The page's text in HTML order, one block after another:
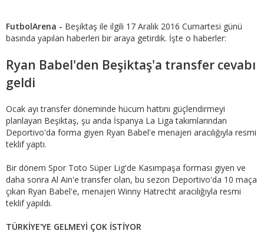
FutbolArena - Beşiktaş ile ilgili 17 Aralık 2016 Cumartesi günü
basında yapılan haberleri bir araya getirdik. İşte o haberler:
Ryan Babel'den Beşiktaş'a transfer cevabı
geldi
Ocak ayı transfer döneminde hücum hattını güçlendirmeyi
planlayan Beşiktaş, şu anda İspanya La Liga takımlarından
Deportivo'da forma giyen Ryan Babel'e menajeri aracılığıyla resmi
teklif yaptı.
Bir dönem Spor Toto Süper Lig'de Kasımpaşa forması giyen ve
daha sonra Al Ain'e transfer olan, bu sezon Deportivo'da 10 maça
çıkan Ryan Babel'e, menajeri Winny Hatrecht aracılığıyla resmi
teklif yapıldı.
TÜRKİYE'YE GELMEYİ ÇOK İSTİYOR